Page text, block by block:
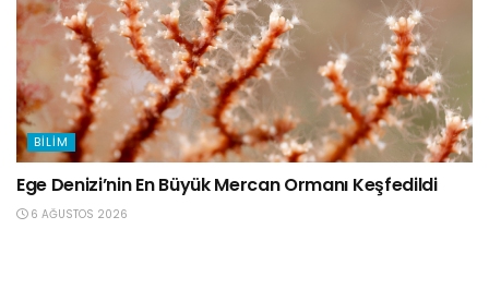
BILIM
Ege Denizi’nin En Büyük Mercan Ormanı Keşfedildi
6 AĞUSTOS 2026